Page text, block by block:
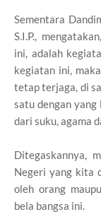
Sementara
S.I.P.,
ini, adalah
kegiatan ini,
tetap terjaga, di
satu dengan yang
dari suku, agama
Ditegaskannya,
Negeri yang kita
oleh orang
bela bangsa ini.